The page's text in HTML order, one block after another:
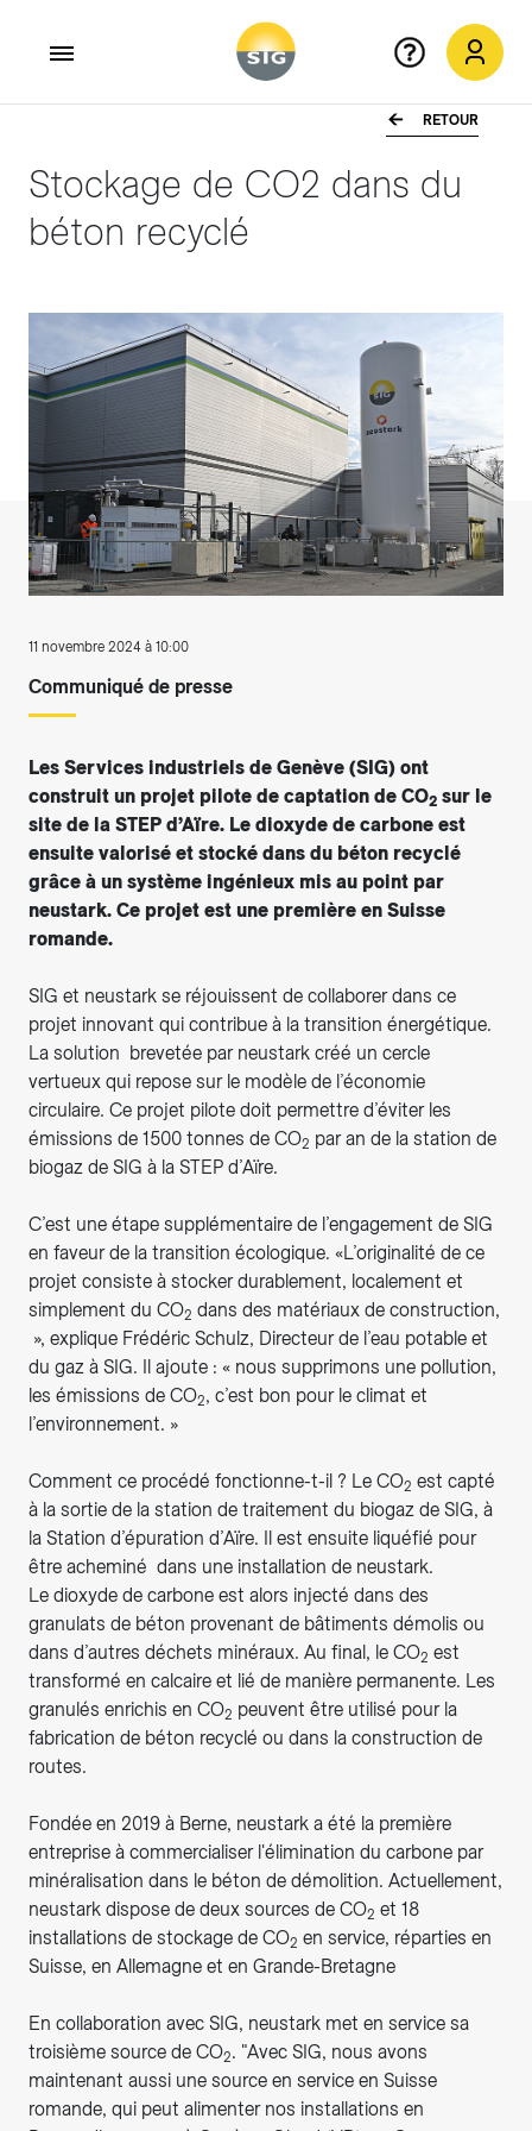
RETOUR
Stockage de CO2 dans du
béton recyclé
11 novembre 2024 à 10:00
Communiqué de presse
Les Services industriels de Genève (SIG) ont
construit un projet pilote de captation de CO2 sur le
site de la STEP d’Aïre. Le dioxyde de carbone est
ensuite valorisé et stocké dans du béton recyclé
grâce à un système ingénieux mis au point par
neustark. Ce projet est une première en Suisse
romande.
SIG et neustark se réjouissent de collaborer dans ce
projet innovant qui contribue à la transition énergétique.
La solution brevetée par neustark créé un cercle
vertueux qui repose sur le modèle de l’économie
circulaire. Ce projet pilote doit permettre d’éviter les
émissions de 1500 tonnes de CO2 par an de la station de
biogaz de SIG à la STEP d’Aïre.
C’est une étape supplémentaire de l’engagement de SIG
en faveur de la transition écologique. «L’originalité de ce
projet consiste à stocker durablement, localement et
simplement du CO2 dans des matériaux de construction,
», explique Frédéric Schulz, Directeur de l’eau potable et
du gaz à SIG. Il ajoute : « nous supprimons une pollution,
les émissions de CO2, c’est bon pour le climat et
l’environnement. »
Comment ce procédé fonctionne-t-il ? Le CO2 est capté
à la sortie de la station de traitement du biogaz de SIG, à
la Station d’épuration d’Aïre. Il est ensuite liquéfié pour
être acheminé dans une installation de neustark.
Le dioxyde de carbone est alors injecté dans des
granulats de béton provenant de bâtiments démolis ou
dans d’autres déchets minéraux. Au final, le CO2 est
transformé en calcaire et lié de manière permanente. Les
granulés enrichis en CO2 peuvent être utilisé pour la
fabrication de béton recyclé ou dans la construction de
routes.
Fondée en 2019 à Berne, neustark a été la première
entreprise à commercialiser l'élimination du carbone par
minéralisation dans le béton de démolition. Actuellement,
neustark dispose de deux sources de CO2 et 18
installations de stockage de CO2 en service, réparties en
Suisse, en Allemagne et en Grande-Bretagne
En collaboration avec SIG, neustark met en service sa
troisième source de CO2. "Avec SIG, nous avons
maintenant aussi une source en service en Suisse
romande, qui peut alimenter nos installations en